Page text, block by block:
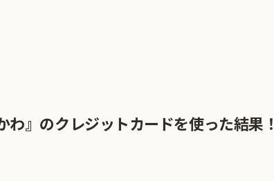
わ』のクレジットカードを使った結果